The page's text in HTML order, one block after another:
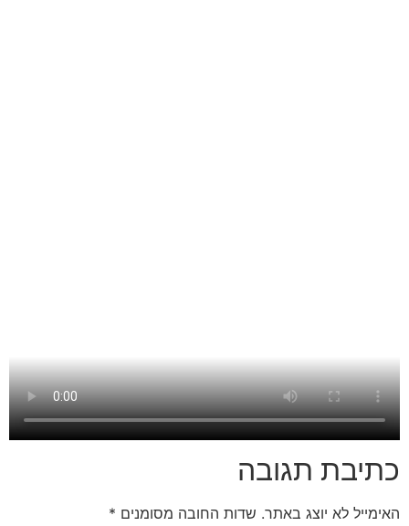
כתיבת תגובה
האימייל לא יוצג באתר. שדות החובה מסומנים *